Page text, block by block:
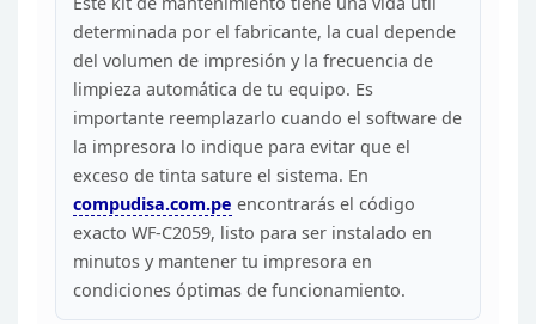
determinada por el fabricante, la cual depende
del volumen de impresión y la frecuencia de
limpieza automática de tu equipo. Es
importante reemplazarlo cuando el software de
la impresora lo indique para evitar que el
exceso de tinta sature el sistema. En
compudisa.com.pe encontrarás el código
exacto WF-C2059, listo para ser instalado en
minutos ymantener tu impresora en
condiciones óptimas de funcionamiento.